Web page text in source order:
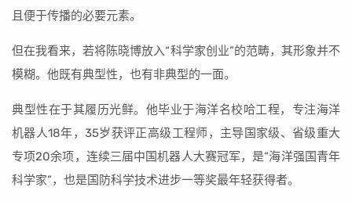
且便于传播的必要元素。
但在我看来，若将陈晓博放入“科学家创业”的范畴，其形象并不
模糊。他既有典型性，也有非典型的一面。
典型性在于其履历光鲜。他毕业于海洋名校哈工程，专注海洋
机器人18年，35岁获评正高级工程师，主导国家级、省级重大
专项20余项，连续三届中国机器人大赛冠军，是“海洋强国青年
科学家”，也是国防科学技术进步一等奖最年轻获得者。